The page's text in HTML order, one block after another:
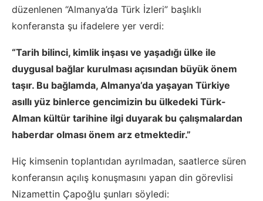
düzenlenen “Almanya’da Türk İzleri” başlıklı
konferansta şu ifadelere yer verdi:
“Tarih bilinci, kimlik inşası ve yaşadığı ülke ile
duygusal bağlar kurulması açısından büyük önem
taşır. Bu bağlamda, Almanya’da yaşayan Türkiye
asıllı yüz binlerce gencimizin bu ülkedeki Türk-
Alman kültür tarihine ilgi duyarak bu çalışmalardan
haberdar olması önem arz etmektedir.”
Hiç kimsenin toplantıdan ayrılmadan, saatlerce süren
konferansın açılış konuşmasını yapan din görevlisi
Nizamettin Çapoğlu şunları söyledi: